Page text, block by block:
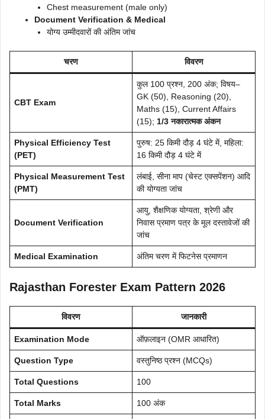
Chest measurement (male only)
Document Verification & Medical
योग्य उम्मीदवारों की अंतिम जांच
चरण विवरण
CBT Exam
कुल 100 प्रश्न, 200 अंक; विषय–
GK (50), Reasoning (20),
Maths (15), Current Affairs
(15); 1/3 नकारात्मक अंकन
Physical Efficiency Test
(PET)
पुरुष: 25 किमी दौड़ 4 घंटे में, महिला:
16 किमी दौड़ 4 घंटे में
Physical Measurement Test
(PMT)
लंबाई, सीना माप (चेस्ट एक्सपेंशन) आदि
की योग्यता जांच
Document Verification
आयु, शैक्षणिक योग्यता, श्रेणी और
निवास प्रमाण पत्र के मूल दस्तावेजों की
जांच
Medical Examination अंतिम चरण में फिटनेस प्रमाणन
Rajasthan Forester Exam Pattern 2026
विवरण जानकारी
Examination Mode ऑफ़लाइन (OMR आधारित)
Question Type वस्तुनिष्ठ प्रश्न (MCQs)
Total Questions 100
Total Marks 100 अंक